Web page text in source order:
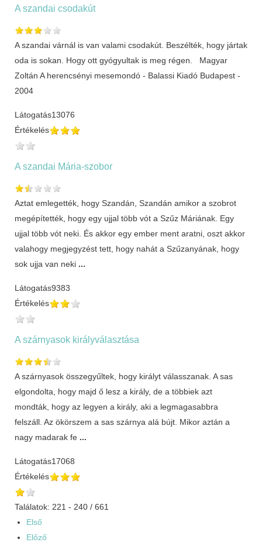
A szandai csodakút
A szandai várnál is van valami csodakút. Beszélték, hogy jártak
oda is sokan. Hogy ott gyógyultak is meg régen. Magyar
Zoltán A herencsényi mesemondó - Balassi Kiadó Budapest -
2004
Látogatás13076
Értékelés
A szandai Mária-szobor
Aztat emlegették, hogy Szandán, Szandán amikor a szobrot
megépítették, hogy egy ujjal több vót a Szűz Máriának. Egy
ujjal több vót neki. És akkor egy ember ment aratni, oszt akkor
valahogy megjegyzést tett, hogy nahát a Szűzanyának, hogy
sok ujja van neki ...
Látogatás9383
Értékelés
A szárnyasok királyválasztása
A szárnyasok összegyűltek, hogy királyt válasszanak. A sas
elgondolta, hogy majd ő lesz a király, de a többiek azt
mondták, hogy az legyen a király, aki a legmagasabbra
felszáll. Az ökörszem a sas szárnya alá bújt. Mikor aztán a
nagy madarak fe ...
Látogatás17068
Értékelés
Találatok: 221 - 240 / 661
Első
Előző